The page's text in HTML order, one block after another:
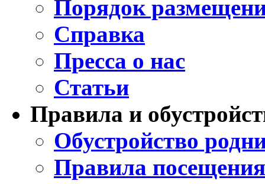
Порядок
Справка
Пресса о нас
Статьи
Правила и
Обустройство
Правила